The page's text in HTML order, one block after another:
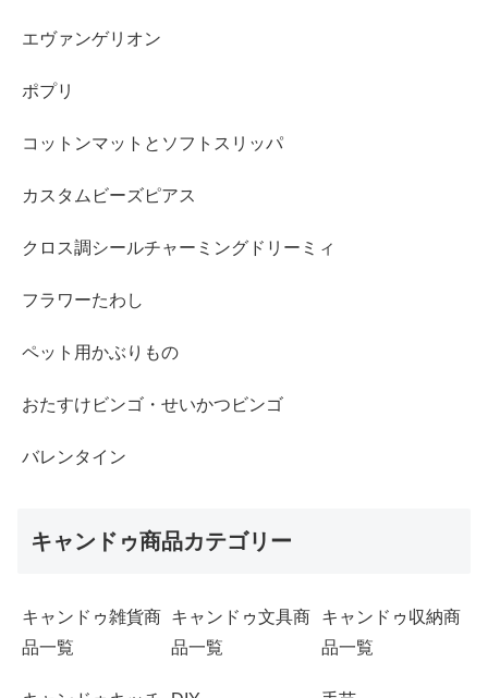
エヴァンゲリオン
ポプリ
コットンマットとソフトスリッパ
カスタムビーズピアス
クロス調シールチャーミングドリーミィ
フラワーたわし
ペット用かぶりもの
おたすけビンゴ・せいかつビンゴ
バレンタイン
キャンドゥ商品カテゴリー
キャンドゥ雑貨商
品一覧
キャンドゥ文具商
品一覧
キャンドゥ収納商
品一覧